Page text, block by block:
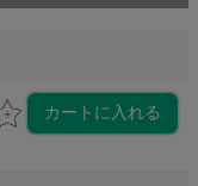
カートに入れる